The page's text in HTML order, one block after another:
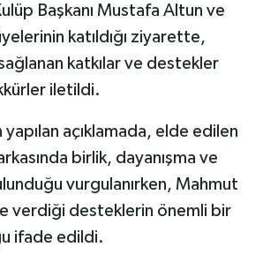
yatırımdır'
Başkanı Mustafa Altun ve
katıldığı ziyarette,
katkılar ve destekler
iletildi.
yapılan açıklamada, elde edilen
birlik, dayanışma ve
vurgulanırken, Mahmut
verdiği desteklerin önemli bir
ifade edildi.